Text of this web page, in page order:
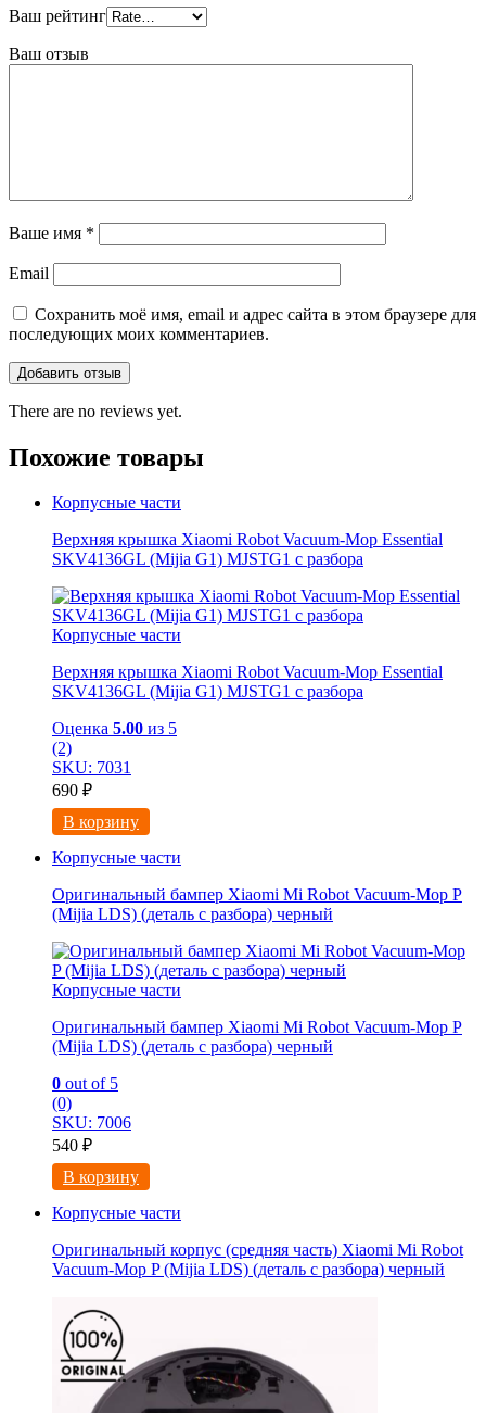
Ваш рейтинг
Ваш отзыв
Ваше имя *
Email
Сохранить моё имя, email и адрес сайта в этом браузере для
последующих моих комментариев.
There are no reviews yet.
Похожие товары
Корпусные части
Верхняя крышка Xiaomi Robot Vacuum-Mop Essential
SKV4136GL (Mijia G1) MJSTG1 с разбора
Корпусные части
Верхняя крышка Xiaomi Robot Vacuum-Mop Essential
SKV4136GL (Mijia G1) MJSTG1 с разбора
Оценка 5.00 из 5
(2)
SKU: 7031
690 ₽
В корзину
Корпусные части
Оригинальный бампер Xiaomi Mi Robot Vacuum-Mop P
(Mijia LDS) (деталь с разбора) черный
Корпусные части
Оригинальный бампер Xiaomi Mi Robot Vacuum-Mop P
(Mijia LDS) (деталь с разбора) черный
0 out of 5
(0)
SKU: 7006
540 ₽
В корзину
Корпусные части
Оригинальный корпус (средняя часть) Xiaomi Mi Robot
Vacuum-Mop P (Mijia LDS) (деталь с разбора) черный